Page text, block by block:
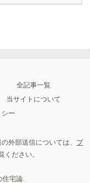
全記事一覧
当サイトについて
ー
外部送信については、 プ
ください。
宅論.